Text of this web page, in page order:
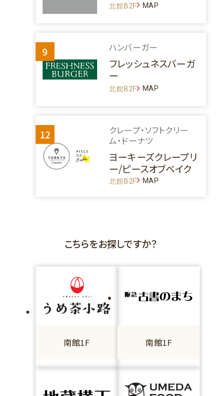
北館B2F MAP
9 ハンバーガー
フレッシュネスバーガ
ー
北館B2F MAP
12
クレープ・ソフトクリー
ム・ドーナツ
ヨーキーズクレープリ
ー/ピースオブベイク
北館B2F MAP
こちらをお探しですか？
南館1F 南館1F